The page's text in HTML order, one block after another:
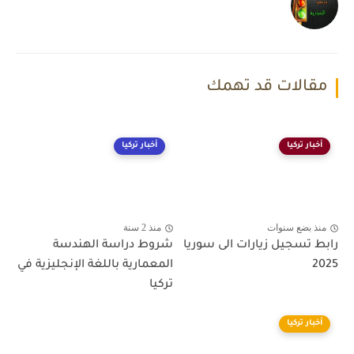
مقالات قد تهمك
أخبار تركيا
منذ بضع سنوات
رابط تسجيل زيارات الى سوريا
2025
أخبار تركيا
منذ 2 سنة
شروط دراسة الهندسة
المعمارية باللغة الإنجليزية في
تركيا
أخبار تركيا